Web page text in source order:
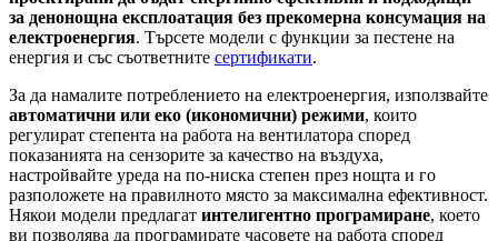
за денонощна експлоатация без прекомерна консумация на
електроенергия. Търсете модели с функции за пестене на
енергия и със съответните сертификати.
За да намалите потреблението на електроенергия, използвайте
автоматични или еко (икономични) режими, които
регулират степента на работа на вентилатора според
показанията на сензорите за качество на въздуха,
настройвайте уреда на по-ниска степен през нощта и го
разположете на правилното място за максимална ефективност.
Някои модели предлагат интелигентно програмиране, което
ви позволява да програмирате часовете на работа според